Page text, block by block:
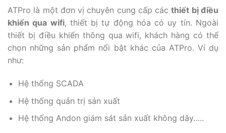
ATPro là một đơn vị chuyên cung cấp cácthiết bị điều
khiển qua wifi, thiết bị tự động hóa có uy tín. Ngoài
thiết bị điều khiển thông qua wifi, khách hàng có thể
chọn những sản phẩm nổi bật khác của ATPro. Ví dụ
như:
Hệ thống SCADA
Hệ thống quản trị sản xuất
Hệ thống Andon giám sát sản xuất không dây…..